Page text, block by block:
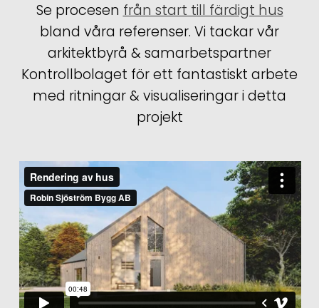
Se procesen från start till färdigt hus
bland våra referenser. Vi tackar vår
arkitektbyrå & samarbetspartner
Kontrollbolaget för ett fantastiskt arbete
med ritningar & visualiseringar i detta
projekt